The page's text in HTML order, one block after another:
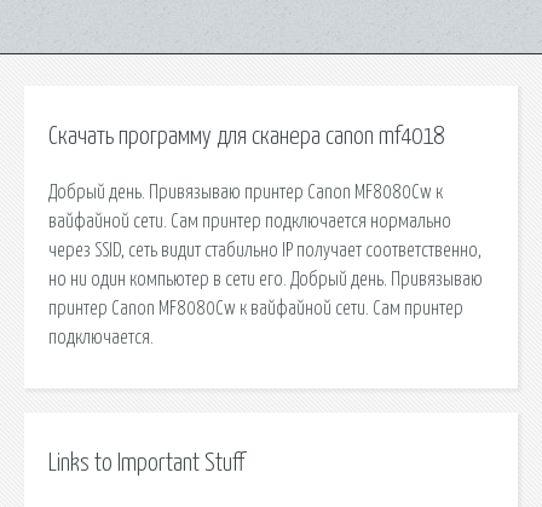
Скачать программу для сканера canon mf4018
Добрый день. Привязываю принтер Canon MF8080Cw к
вайфайной сети. Сам принтер подключается нормально
через SSID, сеть видит стабильно IP получает соответственно,
но ни один компьютер в сети его. Добрый день. Привязываю
принтер Canon MF8080Cw к вайфайной сети. Сам принтер
подключается.
Links to Important Stuff